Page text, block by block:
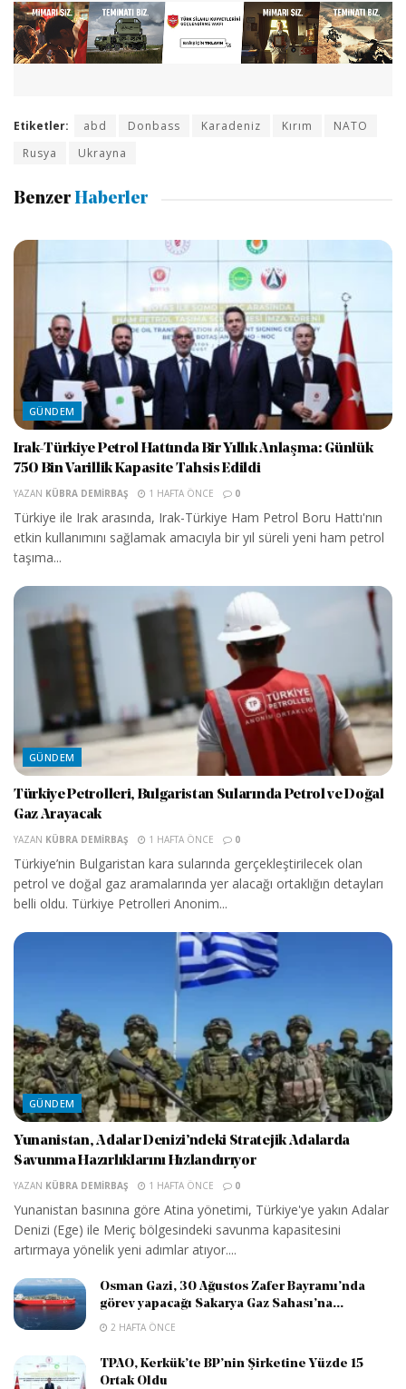
Etiketler: abd Donbass Karadeniz Kırım
NATO
Rusya
Ukrayna
Benzer Haberler
GÜNDEM
Irak-Türkiye Petrol Hattında Bir Yıllık Anlaşma: Günlük
750 Bin Varillik Kapasite Tahsis Edildi
YAZAN KÜBRA DEMIRBAŞ 1 HAFTA ÖNCE 0
Türkiye ile Irak arasında, Irak-Türkiye Ham Petrol Boru Hattı'nın
etkin kullanımını sağlamak amacıyla bir yıl süreli yeni ham petrol
taşıma...
GÜNDEM
Türkiye Petrolleri, Bulgaristan Sularında Petrol ve Doğal
Gaz Arayacak
YAZAN KÜBRA DEMIRBAŞ 1 HAFTA ÖNCE 0
Türkiye’nin Bulgaristan kara sularında gerçekleştirilecek olan
petrol ve doğal gaz aramalarında yer alacağı ortaklığın detayları
belli oldu. Türkiye Petrolleri Anonim...
GÜNDEM
Yunanistan, Adalar Denizi’ndeki Stratejik Adalarda
Savunma Hazırlıklarını Hızlandırıyor
YAZAN KÜBRA DEMIRBAŞ 1 HAFTA ÖNCE 0
Yunanistan basınına göre Atina yönetimi, Türkiye'ye yakın Adalar
Denizi (Ege) ile Meriç bölgesindeki savunma kapasitesini
artırmaya yönelik yeni adımlar atıyor....
Osman Gazi, 30 Ağustos Zafer Bayramı’nda
görev yapacağı Sakarya Gaz Sahası’na...
2 HAFTA ÖNCE
TPAO, Kerkük’te BP’nin Şirketine Yüzde 15
Ortak Oldu